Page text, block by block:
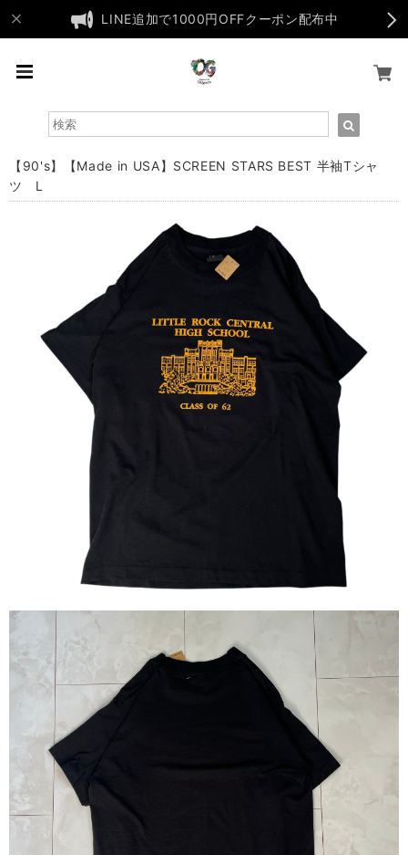
LINE追加で1000円OFFクーポン配布中
【90's】【Made in USA】SCREEN STARS BEST 半袖Tシャ
ツ L